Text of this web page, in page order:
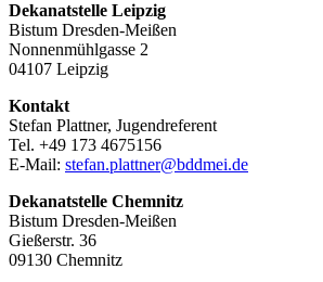
Dekanatstelle Leipzig
Bistum Dresden-Meißen
Nonnenmühlgasse 2
04107 Leipzig
Kontakt
Stefan Plattner, Jugendreferent
Tel. +49 173 4675156
E-Mail: stefan.plattner@bddmei.de
Dekanatstelle Chemnitz
Bistum Dresden-Meißen
Gießerstr. 36
09130 Chemnitz